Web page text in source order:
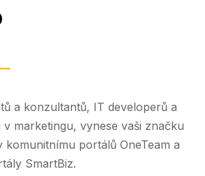
a konzultantů, IT developerů a
marketingu, vynese vaši značku
portálů OneTeam a
SmartBiz.